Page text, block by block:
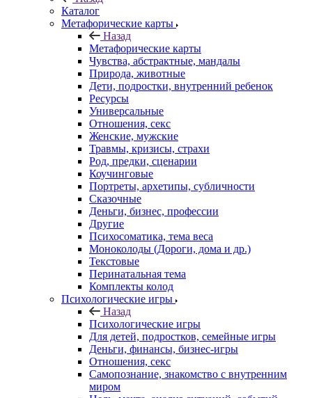
Каталог
Mетафорические карты
Назад
Mетафорические карты
Чувства, абстрактные, мандалы
Природа, животные
Дети, подростки, внутренний ребенок
Ресурсы
Универсальные
Отношения, секс
Женские, мужские
Травмы, кризисы, страхи
Род, предки, сценарии
Коучинговые
Портреты, архетипы, субличности
Сказочные
Деньги, бизнес, профессии
Другие
Психосоматика, тема веса
Моноколоды (Дороги, дома и др.)
Текстовые
Перинатальная тема
Комплекты колод
Психологические игры
Назад
Психологические игры
Для детей, подростков, семейные игры
Деньги, финансы, бизнес-игры
Отношения, секс
Самопознание, знакомство с внутренним
миром